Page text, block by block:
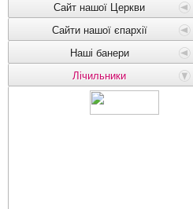
Сайт нашої Церкви
Сайти нашої єпархії
Наші банери
Лічильники